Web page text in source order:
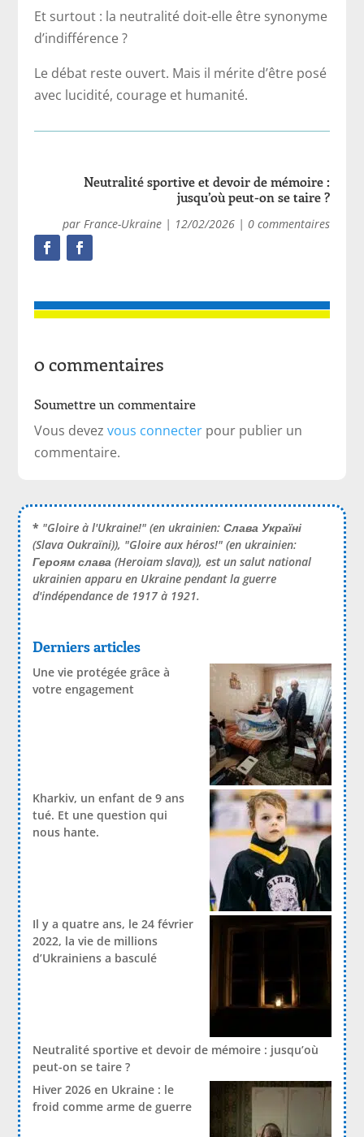
Et surtout : la neutralité doit-elle être synonyme
d’indifférence ?
Le débat reste ouvert. Mais il mérite d’être posé
avec lucidité, courage et humanité.
Neutralité sportive et devoir de mémoire :
jusqu’où peut-on se taire ?
par France-Ukraine| 12/02/2026| 0 commentaires
0 commentaires
Soumettre un commentaire
Vous devezvous connecter pour publier un
commentaire.
* "Gloire à l'Ukraine!" (en ukrainien:Слава Україні
(Slava Oukraïni)), "Gloire aux héros!" (en ukrainien:
Героям слава (Heroiam slava)), est un salut national
ukrainien apparu en Ukraine pendant la guerre
d'indépendance de 1917 à 1921.
Derniers articles
Une vie protégée grâce à
votre engagement
Kharkiv, un enfant de 9 ans
tué. Et une question qui
nous hante.
Il y a quatre ans, le 24 février
2022, la vie de millions
d’Ukrainiens a basculé
Neutralité sportive et devoir de mémoire : jusqu’où
peut-on se taire ?
Hiver 2026 en Ukraine : le
froid comme arme de guerre